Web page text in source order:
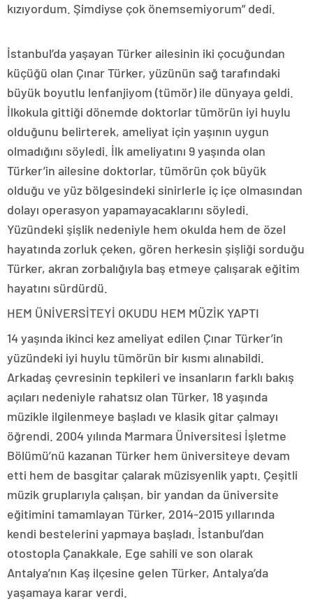
kızıyordum. Şimdiyse çok önemsemiyorum” dedi.
İstanbul’da yaşayan Türker ailesinin iki çocuğundan
küçüğü olan Çınar Türker, yüzünün sağ tarafındaki
büyük boyutlu lenfanjiyom (tümör) ile dünyaya geldi.
İlkokula gittiği dönemde doktorlar tümörün iyi huylu
olduğunu belirterek, ameliyat için yaşının uygun
olmadığını söyledi. İlk ameliyatını 9 yaşında olan
Türker’in ailesine doktorlar, tümörün çok büyük
olduğu ve yüz bölgesindeki sinirlerle iç içe olmasından
dolayı operasyon yapamayacaklarını söyledi.
Yüzündeki şişlik nedeniyle hem okulda hem de özel
hayatında zorluk çeken, gören herkesin şişliği sorduğu
Türker, akran zorbalığıyla baş etmeye çalışarak eğitim
hayatını sürdürdü.
HEM ÜNİVERSİTEYİ OKUDU HEM MÜZİK YAPTI
14 yaşında ikinci kez ameliyat edilen Çınar Türker’in
yüzündeki iyi huylu tümörün bir kısmı alınabildi.
Arkadaş çevresinin tepkileri ve insanların farklı bakış
açıları nedeniyle rahatsız olan Türker, 18 yaşında
müzikle ilgilenmeye başladı ve klasik gitar çalmayı
öğrendi. 2004 yılında Marmara Üniversitesi İşletme
Bölümü’nü kazanan Türker hem üniversiteye devam
etti hem de basgitar çalarak müzisyenlik yaptı. Çeşitli
müzik gruplarıyla çalışan, bir yandan da üniversite
eğitimini tamamlayan Türker, 2014-2015 yıllarında
kendi bestelerini yapmaya başladı. İstanbul’dan
otostopla Çanakkale, Ege sahili ve son olarak
Antalya’nın Kaş ilçesine gelen Türker, Antalya’da
yaşamaya karar verdi.